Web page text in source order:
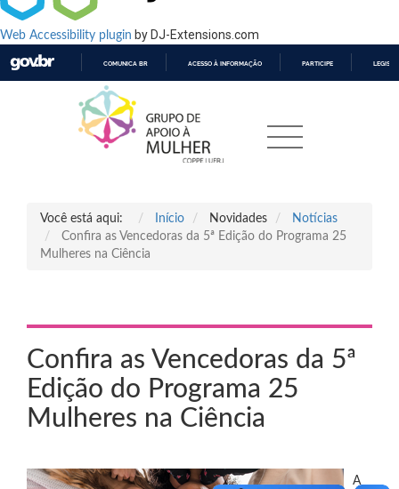
Web Accessibility plugin by DJ-Extensions.com
O
CONTEÚDO
COMUNICA BR ACESSO À INFORMAÇÃO PARTICIPE
Você está aqui: Início Novidades
Notícias
Confira as Vencedoras da 5ª Edição do Programa 25
Mulheres na Ciência
Confira as Vencedoras da 5ª
Edição do Programa 25
Mulheres na Ciência
A